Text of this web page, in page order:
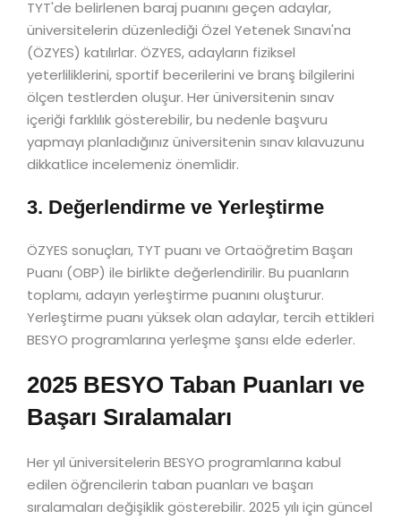
TYT'de belirlenen baraj puanını geçen adaylar,
üniversitelerin düzenlediği Özel Yetenek Sınavı'na
(ÖZYES) katılırlar. ÖZYES, adayların fiziksel
yeterliliklerini, sportif becerilerini ve branş bilgilerini
ölçen testlerden oluşur. Her üniversitenin sınav
içeriği farklılık gösterebilir, bu nedenle başvuru
yapmayı planladığınız üniversitenin sınav kılavuzunu
dikkatlice incelemeniz önemlidir.
3. Değerlendirme ve Yerleştirme
ÖZYES sonuçları, TYT puanı ve Ortaöğretim Başarı
Puanı (OBP) ile birlikte değerlendirilir. Bu puanların
toplamı, adayın yerleştirme puanını oluşturur.
Yerleştirme puanı yüksek olan adaylar, tercih ettikleri
BESYO programlarına yerleşme şansı elde ederler.
2025 BESYO Taban Puanları ve
Başarı Sıralamaları
Her yıl üniversitelerin BESYO programlarına kabul
edilen öğrencilerin taban puanları ve başarı
sıralamaları değişiklik gösterebilir. 2025 yılı için güncel